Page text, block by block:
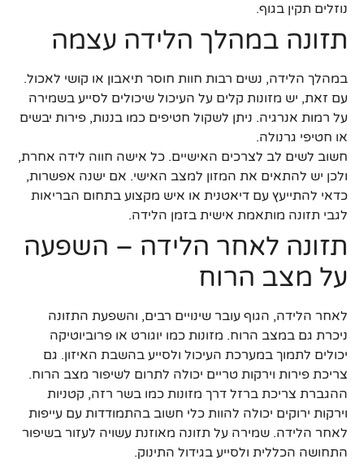
נוזלים תקין בגוף.
תזונה במהלך הלידה עצמה
במהלך הלידה, נשים רבות חוות חוסר תיאבון או קושי לאכול.
עם זאת, יש מזונות קלים על העיכול שיכולים לסייע בשמירה
על רמות אנרגיה. ניתן לשקול חטיפים כמו בננות, פירות יבשים
או חטיפי גרנולה.
חשוב לשים לב לצרכים האישיים. כל אישה חווה לידה אחרת,
ולכן יש להתאים את המזון למצב האישי. אם ישנה אפשרות,
כדאי להתייעץ עם דיאטנית או איש מקצוע בתחום הבריאות
לגבי תזונה מותאמת אישית בזמן הלידה.
תזונה לאחר הלידה – השפעה
על מצב הרוח
לאחר הלידה, הגוף עובר שינויים רבים, והשפעת התזונה
ניכרת גם במצב הרוח. מזונות כמו יוגורט או פרוביוטיקה
יכולים לתמוך במערכת העיכול ולסייע בהשבת האיזון. גם
צריכת פירות וירקות טריים יכולה לתרום לשיפור מצב הרוח.
ההגברת צריכת ברזל דרך מזונות כמו בשר רזה, קטניות
וירקות ירוקים יכולה להוות כלי חשוב בהתמודדות עם עייפות
לאחר הלידה. שמירה על תזונה מאוזנת עשויה לעזור בשיפור
התחושה הכללית ולסייע בגידול התינוק.